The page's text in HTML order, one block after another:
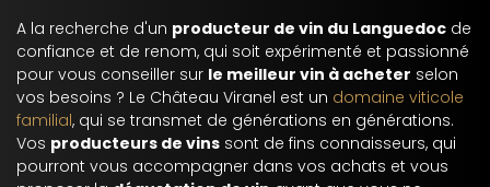
A la recherche d'un producteur de vin du Languedoc de
confiance et de renom, qui soit expérimenté et passionné
pour vous conseiller sur le meilleur vin à acheter selon
vos besoins ? Le Château Viranel est un domaine viticole
familial, qui se transmet de générations en générations.
Vos producteurs de vins sont de fins connaisseurs, qui
pourront vous accompagner dans vos achats et vous